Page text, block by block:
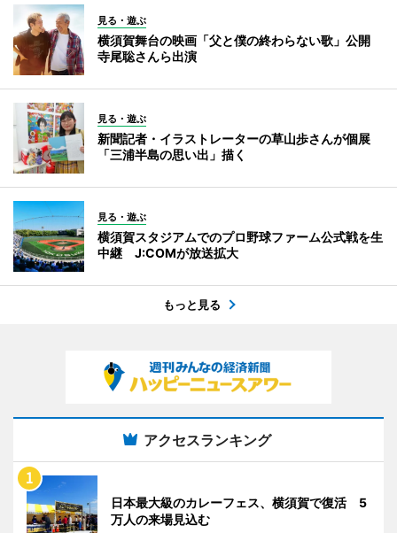
見る・遊ぶ
横須賀舞台の映画「父と僕の終わらない歌」公開
寺尾聡さんら出演
見る・遊ぶ
新聞記者・イラストレーターの草山歩さんが個展
「三浦半島の思い出」描く
見る・遊ぶ
横須賀スタジアムでのプロ野球ファーム公式戦を生
中継 J:COMが放送拡大
もっと見る
アクセスランキング
日本最大級のカレーフェス、横須賀で復活 5
万人の来場見込む